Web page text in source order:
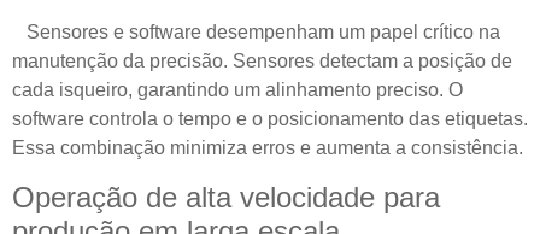
Sensores e software desempenham um papel crítico na
manutenção da precisão. Sensores detectam a posição de
cada isqueiro, garantindo um alinhamento preciso. O
software controla o tempo e o posicionamento das etiquetas.
Essa combinação minimiza erros e aumenta a consistência.
Operação de alta velocidade para